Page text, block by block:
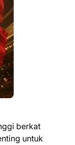
berkat
untuk